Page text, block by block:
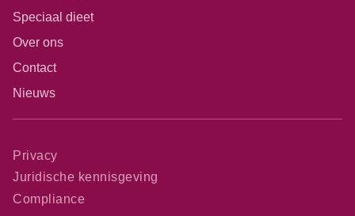
Speciaal dieet
Over ons
Contact
Nieuws
Privacy
Juridische kennisgeving
Compliance